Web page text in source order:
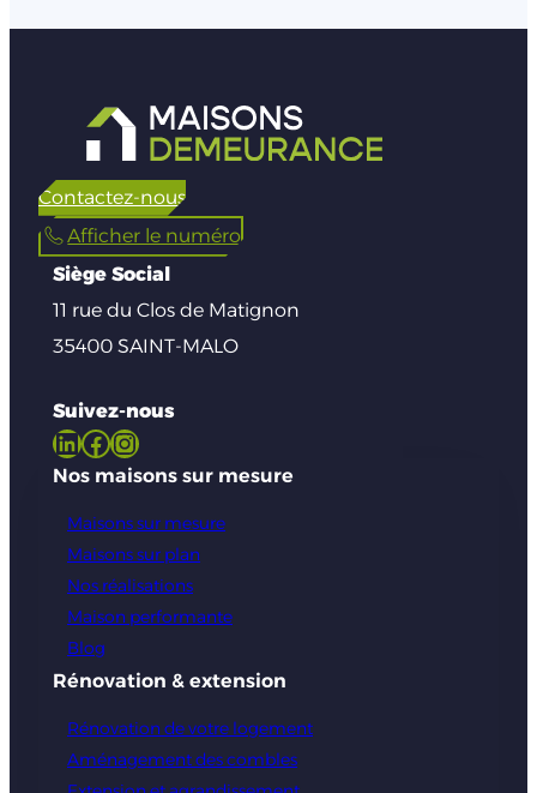
Contactez-nous
Afficher le numéro
Siège Social
11 rue du Clos de Matignon
35400 SAINT-MALO
Suivez-nous
LinkedIn Facebook Instagram
Nos maisons sur mesure
Maisons sur mesure
Maisons sur plan
Nos réalisations
Maison performante
Blog
Rénovation & extension
Rénovation de votre logement
Aménagement des combles